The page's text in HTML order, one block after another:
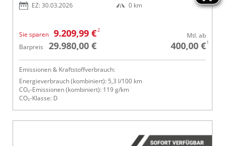
EZ: 30.03.2026
0 km
Sie sparen 9.209,99 €2
Barpreis 29.980,00 €
Mtl. ab
400,00 €1
Emissionen & Kraftstoffverbrauch:
Energieverbrauch (kombiniert): 5,3 l/100 km
CO₂-Emissionen (kombiniert): 119 g/km
CO₂-Klasse: D